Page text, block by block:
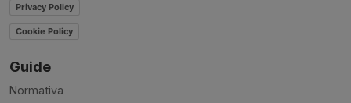
Privacy Policy
Cookie Policy
Guide
Normativa